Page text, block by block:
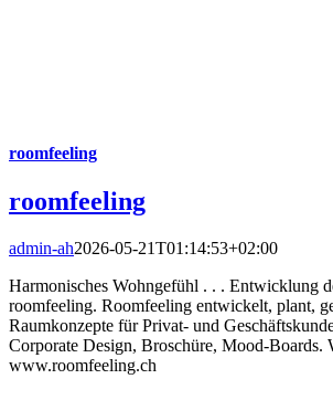
roomfeeling
roomfeeling
admin-ah2026-05-21T01:14:53+02:00
Harmonisches Wohngefühl . . . Entwicklung
roomfeeling. Roomfeeling entwickelt, plant,
Raumkonzepte für Privat- und
Corporate Design, Broschüre, Mood-Boards.
www.roomfeeling.ch